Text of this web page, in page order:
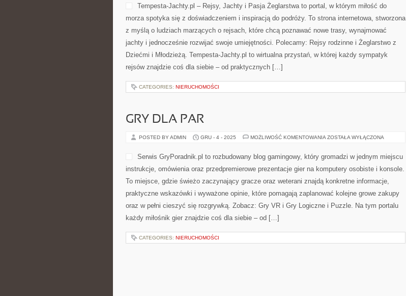
Tempesta-Jachty.pl – Rejsy, Jachty i Pasja Żeglarstwa to portal, w którym miłość do
morza spotyka się z doświadczeniem i inspiracją do podróży. To strona internetowa, stworzona
z myślą o ludziach marzących o rejsach, które chcą poznawać nowe trasy, wynajmować
jachty i jednocześnie rozwijać swoje umiejętności. Polecamy: Rejsy rodzinne i Żeglarstwo z
Dziećmi i Młodzieżą. Tempesta-Jachty.pl to wirtualna przystań, w której każdy sympatyk
rejsów znajdzie coś dla siebie – od praktycznych […]
CATEGORIES: NIERUCHOMOŚCI
GRY DLA PAR
POSTED BY ADMIN GRU - 4 - 2025 MOŻLIWOŚĆ KOMENTOWANIA GRY
ZOSTAŁA WYŁĄCZONA
Serwis GryPoradnik.pl to rozbudowany blog gamingowy, który gromadzi w jednym miejscu
instrukcje, omówienia oraz przedpremierowe prezentacje gier na komputery osobiste i konsole.
To miejsce, gdzie świeżo zaczynający gracze oraz weterani znajdą konkretne informacje,
praktyczne wskazówki i wyważone opinie, które pomagają zaplanować kolejne growe zakupy
oraz w pełni cieszyć się rozgrywką. Zobacz: Gry VR i Gry Logiczne i Puzzle. Na tym portalu
każdy miłośnik gier znajdzie coś dla siebie – od […]
CATEGORIES: NIERUCHOMOŚCI